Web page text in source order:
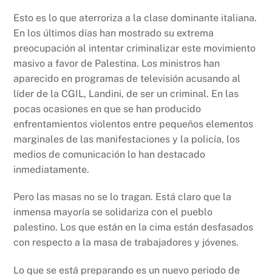
Esto es lo que aterroriza a la clase dominante italiana.
En los últimos días han mostrado su extrema
preocupación al intentar criminalizar este movimiento
masivo a favor de Palestina. Los ministros han
aparecido en programas de televisión acusando al
líder de la CGIL, Landini, de ser un criminal. En las
pocas ocasiones en que se han producido
enfrentamientos violentos entre pequeños elementos
marginales de las manifestaciones y la policía, los
medios de comunicación lo han destacado
inmediatamente.
Pero las masas no se lo tragan. Está claro que la
inmensa mayoría se solidariza con el pueblo
palestino. Los que están en la cima están desfasados
con respecto a la masa de trabajadores y jóvenes.
Lo que se está preparando es un nuevo periodo de